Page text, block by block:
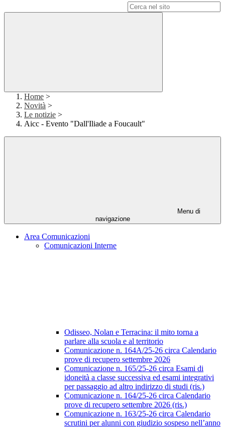
Home >
Novità >
Le notizie >
Aicc - Evento "Dall'Iliade a Foucault"
Menu di
navigazione
Area Comunicazioni
Comunicazioni Interne
Odisseo, Nolan e Terracina: il mito torna a
parlare alla scuola e al territorio
Comunicazione n. 164A/25-26 circa Calendario
prove di recupero settembre 2026
Comunicazione n. 165/25-26 circa Esami di
idoneità a classe successiva ed esami integrativi
per passaggio ad altro indirizzo di studi (ris.)
Comunicazione n. 164/25-26 circa Calendario
prove di recupero settembre 2026 (ris.)
Comunicazione n. 163/25-26 circa Calendario
scrutini per alunni con giudizio sospeso nell’anno